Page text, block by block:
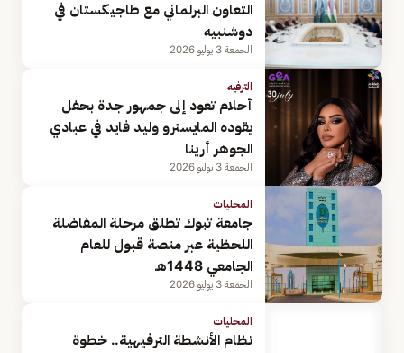
التعاون البرلماني مع طاجيكستان في
دوشنبيه
الجمعة 3 يوليو 2026
الترفيه
أحلام تعود إلى جمهور جدة بحفل
يقوده المايسترو وليد فايد في عبادي
الجوهر أرينا
الجمعة 3 يوليو 2026
المحليات
جامعة تبوك تطلق مرحلة المفاضلة
اللحظية عبر منصة قبول للعام
الجامعي 1448هـ
الجمعة 3 يوليو 2026
المحليات
نظام الأنشطة الترفيهية.. خطوة